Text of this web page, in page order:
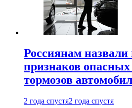
Россиянам назвали
признаков
тормозов
2 года спустя2 года спустя